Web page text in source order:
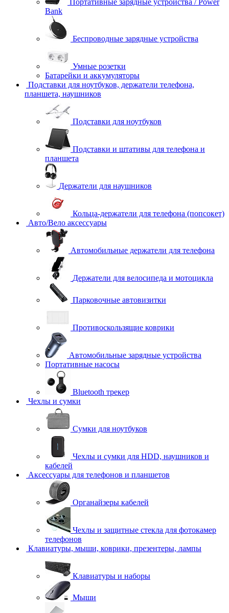
Портативные зарядные устройства / Power
Bank
Беспроводные зарядные устройства
Умные розетки
Батарейки и аккумуляторы
Подставки для ноутбуков, держатели телефона,
планшета, наушников
Подставки для ноутбуков
Подставки и штативы для телефона и
планшета
Держатели для наушников
Кольца-держатели для телефона (попсокет)
Авто/Вело аксессуары
Автомобильные держатели для телефона
Держатели для велосипеда и мотоцикла
Парковочные автовизитки
Противоскользящие коврики
Автомобильные зарядные устройства
Портативные насосы
Bluetooth трекер
Чехлы и сумки
Сумки для ноутбуков
Чехлы и сумки для HDD, наушников и
кабелей
Аксессуары для телефонов и планшетов
Органайзеры кабелей
Чехлы и защитные стекла для фотокамер
телефонов
Клавиатуры, мыши, коврики, презентеры, лампы
Клавиатуры и наборы
Мыши